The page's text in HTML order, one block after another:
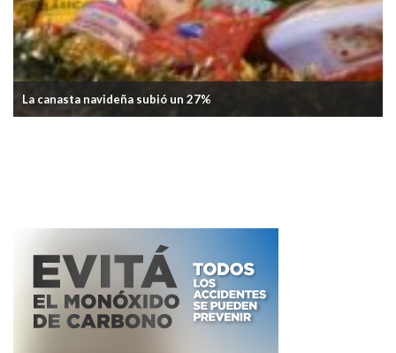
Aumenta el precio del pan